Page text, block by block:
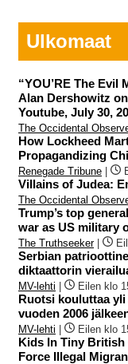
Ulkomaat
“YOU’RE The Evil
Alan Dershowitz
Youtube, July 30,
The Occidental
How Lockheed
Propagandizing
Renegade Tribune
Villains of Judea:
The Occidental
Trump’s top
war as US military
The Truthseeker|
Serbian
diktaattorin
MV-lehti Eilen klo
Ruotsi kouluttaa
vuoden 2006
MV-lehti Eilen klo
Kids In Tiny British
Force Illegal